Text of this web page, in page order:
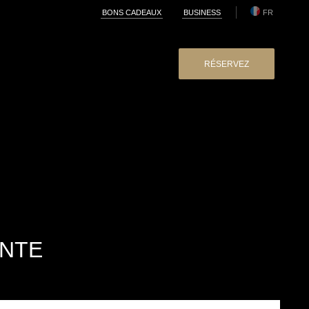
BONS CADEAUX BUSINESS FR
RÉSERVEZ